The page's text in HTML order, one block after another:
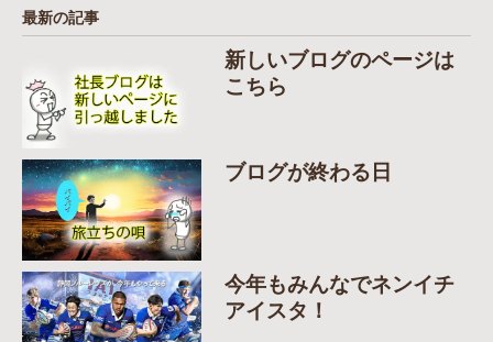
最新の記事
新しいブログのページは
こちら
ブログが終わる日
今年もみんなでネンイチ
アイスタ！